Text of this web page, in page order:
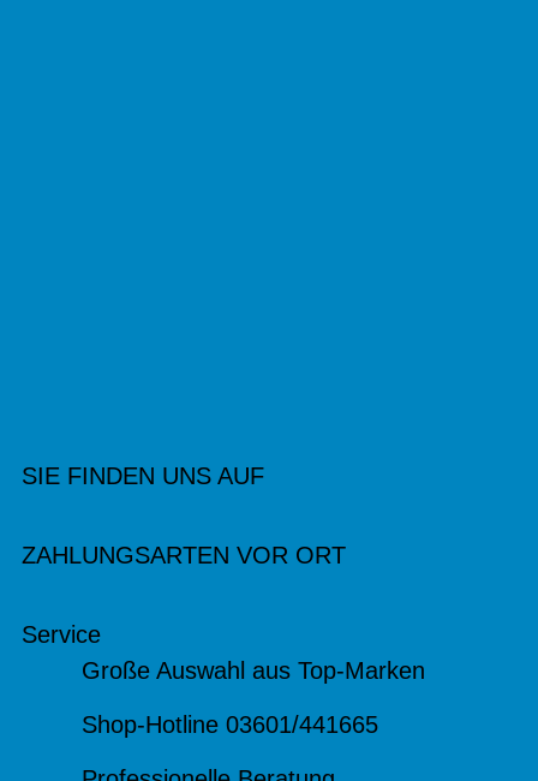
SIE FINDEN UNS AUF
ZAHLUNGSARTEN VOR ORT
Service
Große Auswahl aus Top-Marken
Shop-Hotline 03601/441665